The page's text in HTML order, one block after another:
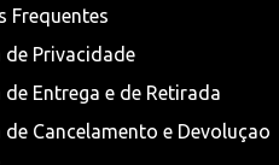
Frequentes
de Privacidade
Entrega e de Retirada
de Cancelamento e Devoluçao